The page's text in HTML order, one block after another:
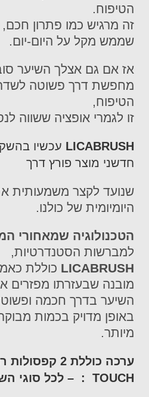
הטיפוח.
זה מרגיש כמו פתרון
שממש מקל על היום-יום.
אז אם גם אצלך השיער
מחפשת דרך פשוטה
הטיפוח,
זו לגמרי אופציה ששווה
LICABRUSH עכשיו
חדשני מוצר פורץ דרך
שנועד לקצר משמעותית
היומיומית של כולנו.
הטכנולוגיה שמאחורי
למברשות הסטנדרטיות,
LICABRUSH כוללת
מובנה שבעזרתו מפזרים
השיער בדרך חכמה
באופן מדויק בכמות
מיותר.
TOUCH : – לכל סוגי השיער.